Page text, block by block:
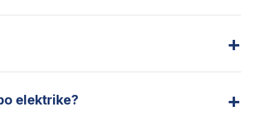
+
elektrike? +